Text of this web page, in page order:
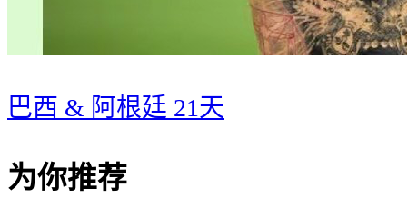
巴西 & 阿根廷 21天
为你推荐